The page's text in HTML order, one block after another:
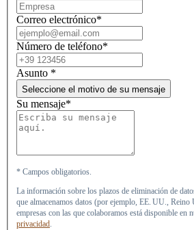
Correo electrónico*
Número de teléfono*
Asunto *
Seleccione el motivo de su mensaje
Su mensaje*
* Campos obligatorios.
La información sobre los plazos de eliminación de
que almacenamos datos (por ejemplo, EE. UU.,
empresas con las que colaboramos está disponible en
privacidad.